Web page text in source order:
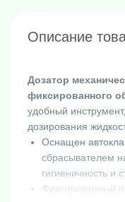
Описание
Дозатор
фиксированного
удобный
дозирования
Оснащен
сбрасывателем
гигиеничность и
Фиксированный